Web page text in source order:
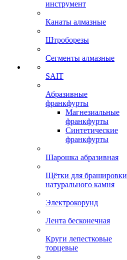
инструмент
Канаты алмазные
Штроборезы
Сегменты алмазные
SAIT
Абразивные
франкфурты
Магнезиальные
франкфурты
Синтетические
франкфурты
Шарошка абразивная
Щётки для брашировки
натурального камня
Электрокорунд
Лента бесконечная
Круги лепестковые
торцевые